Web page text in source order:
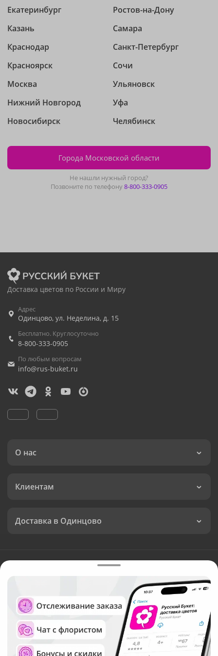
Екатеринбург
Казань
Краснодар
Красноярск
Москва
Нижний Новгород
Новосибирск
Ростов-на-Дону
Самара
Санкт-Петербург
Сочи
Ульяновск
Уфа
Челябинск
Города Московской области
Не нашли нужный город?
Позвоните по телефону8-800-333-0905
Доставка цветов по России и Миру
Адрес
Одинцово, ул. Неделина, д. 15
Бесплатно. Круглосуточно
8-800-333-0905
По любым вопросам
info@rus-buket.ru
О нас
Клиентам
Доставка в Одинцово
Валюта:
Служба круглосуточной доставки цветов в Одинцово
Русский Букет, 2026
Общество с ограниченной ответственностью «Технология»
ОГРН: 1195476081745, ИНН: 5410081997